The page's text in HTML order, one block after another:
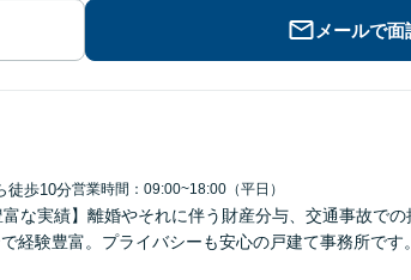
メールで面
徒歩10分営業時間：09:00~18:00（平日）
富な実績】離婚やそれに伴う財産分与、交通事故で
経験豊富。プライバシーも安心の戸建て事務所です